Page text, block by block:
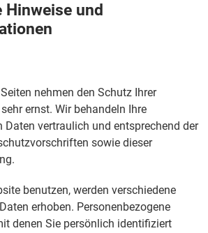
und
nehmen den Schutz Ihrer
ernst. Wir behandeln Ihre
Daten vertraulich und entsprechend der
sowie dieser
benutzen, werden verschiedene
erhoben. Personenbezogene
denen Sie persönlich identifiziert